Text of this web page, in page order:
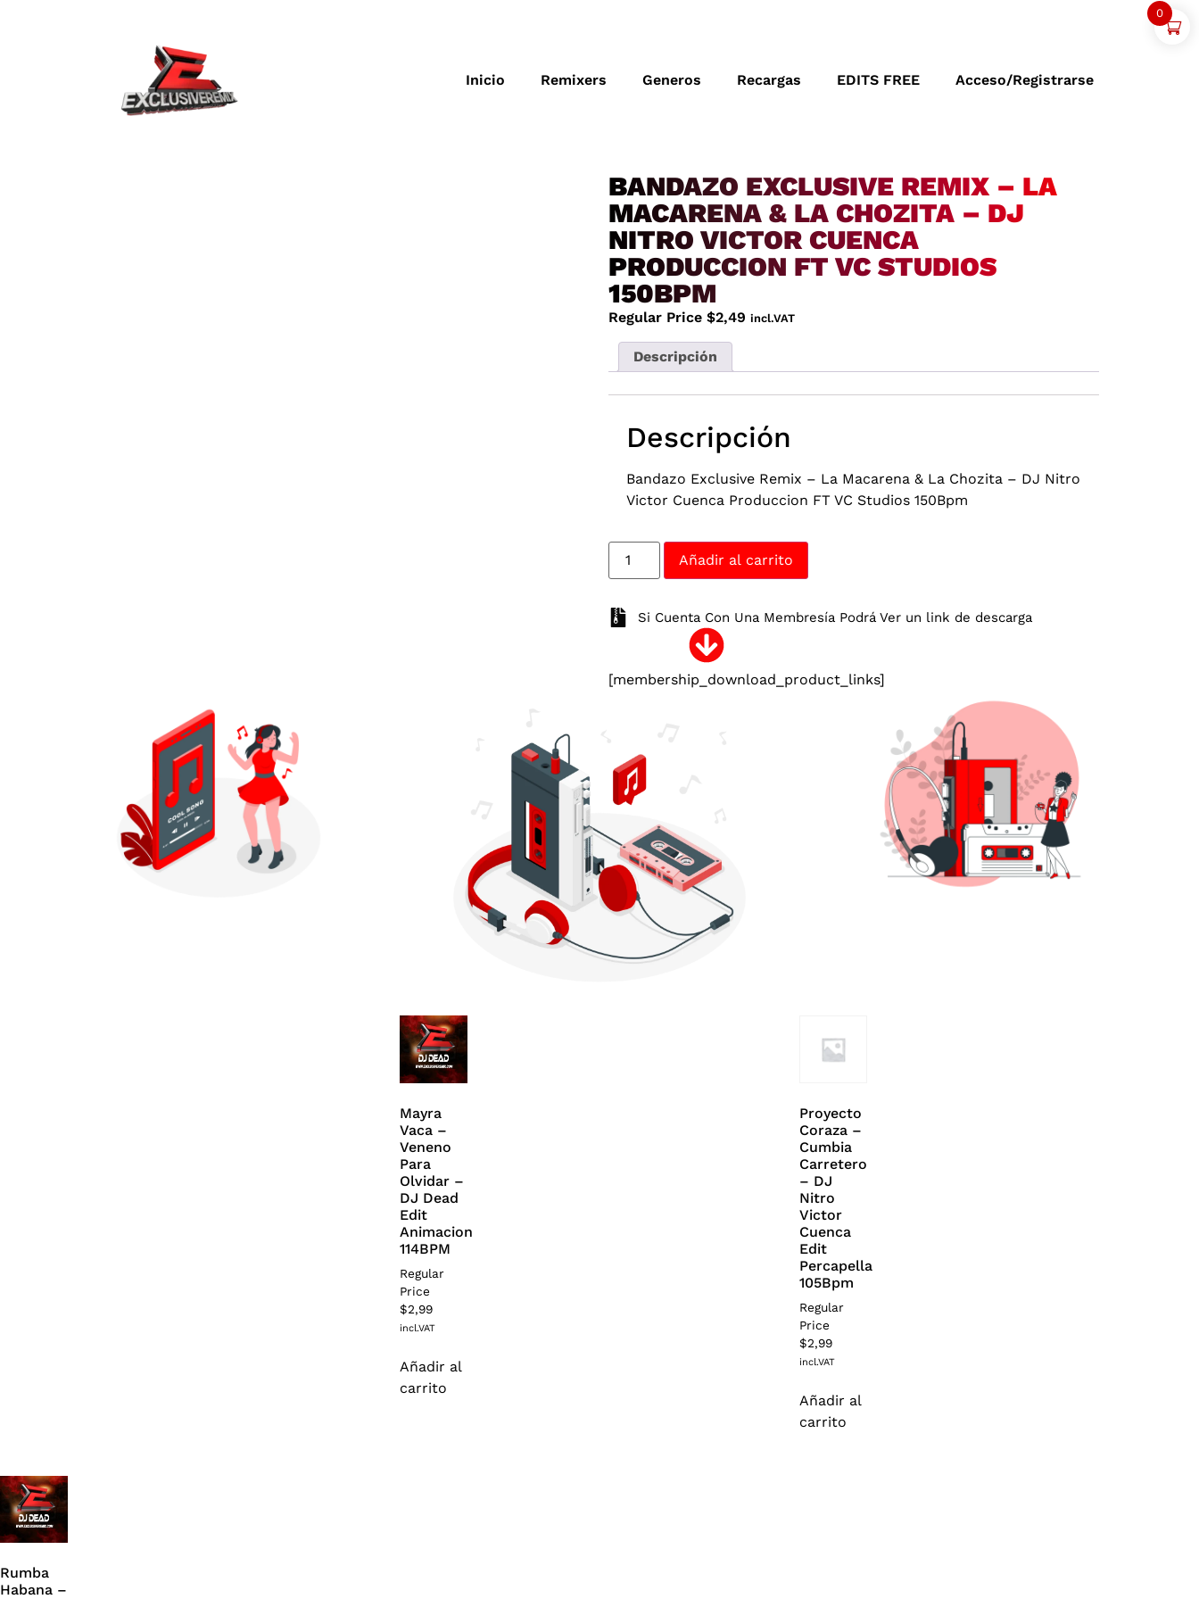
Inicio Remixers Generos Recargas EDITS FREE Acceso/Registrarse
BANDAZO EXCLUSIVE REMIX – LA
MACARENA & LA CHOZITA – DJ
NITRO VICTOR CUENCA
PRODUCCION FT VC STUDIOS
150BPM
Regular Price $2,49 incl.VAT
Descripción
Descripción
Bandazo Exclusive Remix – La Macarena & La Chozita – DJ Nitro
Victor Cuenca Produccion FT VC Studios 150Bpm
Añadir al carrito
Si Cuenta Con Una Membresía Podrá Ver un link de descarga
[membership_download_product_links]
Mayra
Vaca –
Veneno
Para
Olvidar –
DJ Dead
Edit
Animacion
114BPM
Regular
Price
$2,99
incl.VAT
Añadir al
carrito
Proyecto
Coraza –
Cumbia
Carretero
– DJ
Nitro
Victor
Cuenca
Edit
Percapella
105Bpm
Regular
Price
$2,99
incl.VAT
Añadir al
carrito
Rumba
Habana –
0